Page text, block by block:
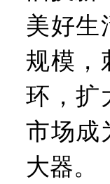
美好生
规模，
环，扩
市场成
大器。